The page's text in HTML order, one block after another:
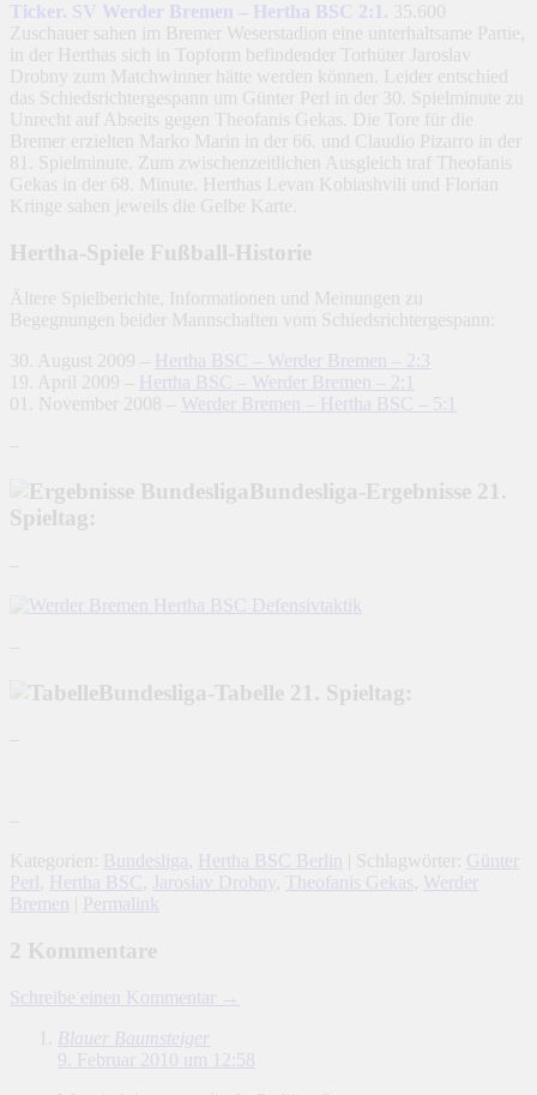
Ticker. SV Werder Bremen – Hertha BSC 2:1. 35.600
Zuschauer sahen im Bremer Weserstadion eine unterhaltsame Partie,
in der Herthas sich in Topform befindender Torhüter Jaroslav
Drobny zum Matchwinner hätte werden können. Leider entschied
das Schiedsrichtergespann um Günter Perl in der 30. Spielminute zu
Unrecht auf Abseits gegen Theofanis Gekas. Die Tore für die
Bremer erzielten Marko Marin in der 66. und Claudio Pizarro in der
81. Spielminute. Zum zwischenzeitlichen Ausgleich traf Theofanis
Gekas in der 68. Minute. Herthas Levan Kobiashvili und Florian
Kringe sahen jeweils die Gelbe Karte.
Hertha-Spiele Fußball-Historie
Ältere Spielberichte, Informationen und Meinungen zu
Begegnungen beider Mannschaften vom Schiedsrichtergespann:
30. August 2009 –
Hertha BSC – Werder Bremen – 2:3
19. April 2009 –
Hertha BSC – Werder Bremen – 2:1
01. November 2008 – Werder Bremen – Hertha BSC – 5:1
Bundesliga-Ergebnisse 21.
Spieltag:
Bundesliga-Tabelle 21. Spieltag:
Kategorien:
Bundesliga Hertha BSC Berlin | Schlagwörter: Günter
Perl
Hertha BSC Jaroslav Drobny Theofanis Gekas Werder
Bremen
Permalink
2 Kommentare
Schreibe einen Kommentar →
Blauer Baumsteiger
9. Februar 2010 um 12:58